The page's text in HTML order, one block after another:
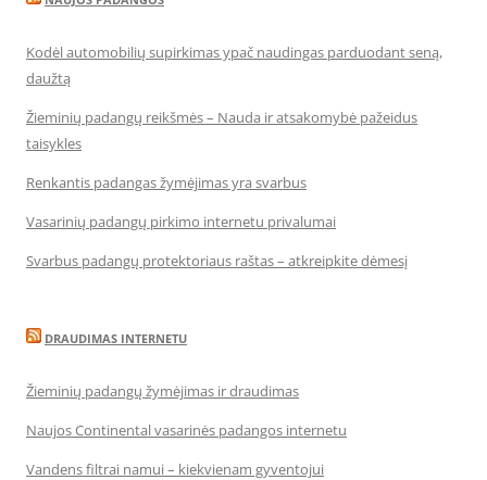
Kodėl automobilių supirkimas ypač naudingas parduodant seną,
daužtą
Žieminių padangų reikšmės – Nauda ir atsakomybė pažeidus
taisykles
Renkantis padangas žymėjimas yra svarbus
Vasarinių padangų pirkimo internetu privalumai
Svarbus padangų protektoriaus raštas – atkreipkite dėmesį
DRAUDIMAS INTERNETU
Žieminių padangų žymėjimas ir draudimas
Naujos Continental vasarinės padangos internetu
Vandens filtrai namui – kiekvienam gyventojui